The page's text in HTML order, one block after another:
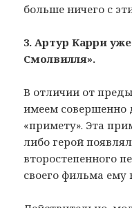
больше ничего с
3. Артур Карри
Смолвилля».
В отличии от
имеем совершенно
«примету». Эта
либо герой
второстепенного
своего фильма ему